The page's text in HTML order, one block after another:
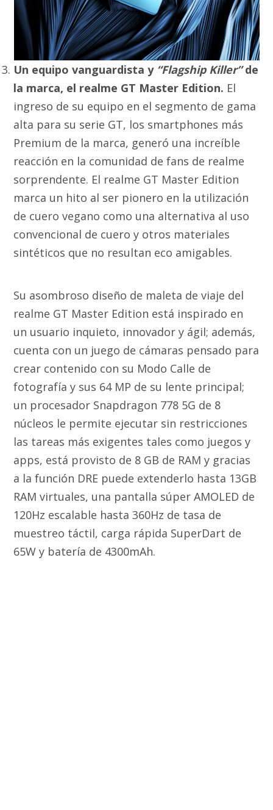
Un equipo vanguardista y “Flagship Killer”de
la marca, el realme GT Master Edition. El
ingreso de su equipo en el segmento de gama
alta para su serie GT, los smartphones más
Premium de la marca, generó una increíble
reacción en la comunidad de fans de realme
sorprendente. El realme GT Master Edition
marca un hito al ser pionero en la utilización
de cuero vegano como una alternativa al uso
convencional de cuero y otros materiales
sintéticos que no resultan eco amigables.
Su asombroso diseño de maleta de viaje del
realme GT Master Edition está inspirado en
un usuario inquieto, innovador y ágil; además,
cuenta con un juego de cámaras pensado para
crear contenido con su Modo Calle de
fotografía y sus 64 MP de su lente principal;
un procesador Snapdragon 778 5G de 8
núcleos le permite ejecutar sin restricciones
las tareas más exigentes tales como juegos y
apps, está provisto de 8 GB de RAM y gracias
a la función DRE puede extenderlo hasta 13GB
RAM virtuales, una pantalla súper AMOLED de
120Hz escalable hasta 360Hz de tasa de
muestreo táctil, carga rápida SuperDart de
65W y batería de 4300mAh.